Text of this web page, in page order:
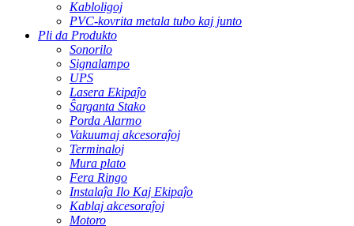
Kabloligoj
PVC-kovrita metala tubo kaj junto
Pli da Produkto
Sonorilo
Signalampo
UPS
Lasera Ekipaĵo
Ŝarganta Stako
Porda Alarmo
Vakuumaj akcesoraĵoj
Terminaloj
Mura plato
Fera Ringo
Instalaĵa Ilo Kaj Ekipaĵo
Kablaj akcesoraĵoj
Motoro